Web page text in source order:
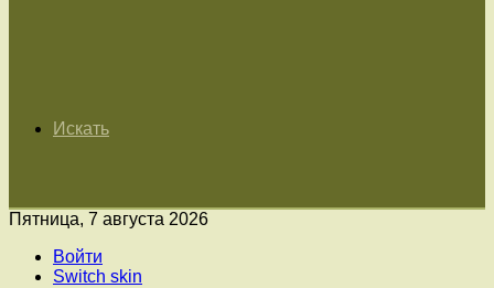
Искать
Пятница, 7 августа 2026
Войти
Switch skin